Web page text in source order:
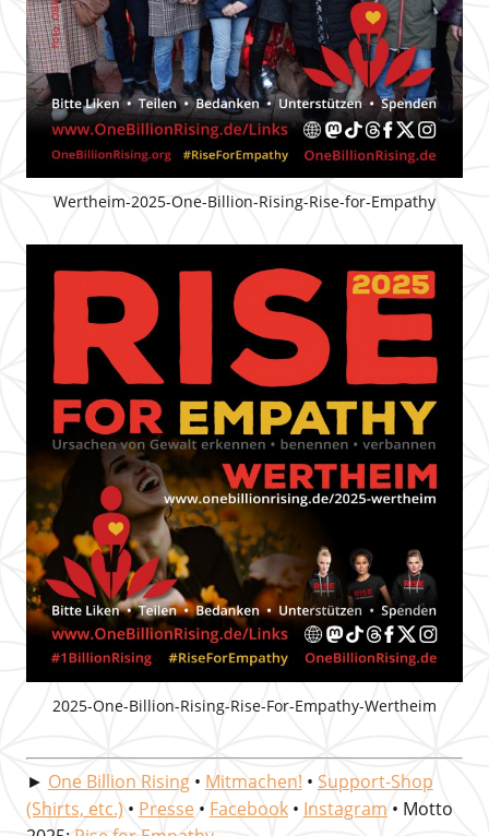
Wertheim-2025-One-Billion-Rising-Rise-for-Empathy
2025-One-Billion-Rising-Rise-For-Empathy-Wertheim
► One Billion Rising• Mitmachen! • Support-Shop
(Shirts, etc.) • Presse • Facebook• Instagram • Motto